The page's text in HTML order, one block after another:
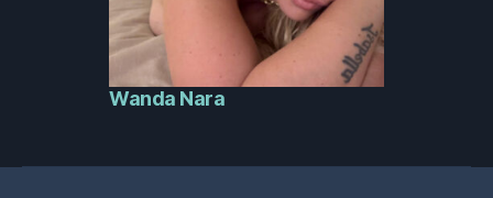
Wanda Nara